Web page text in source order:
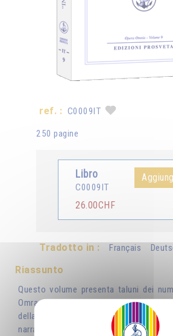
ref. : C0009IT
250 pagine
Libro
C0009IT
26.00CHF
Tradotto in : Français
Riassunto
Questo volume presenta taluni dei
Omraam Mikhaël Aïvanhov ha
della Bibbia. Le realtà psicologiche e
narrazioni bibliche appaiono con